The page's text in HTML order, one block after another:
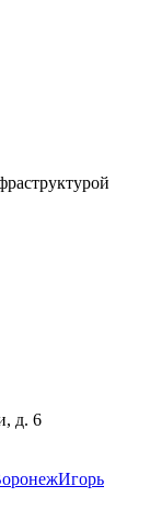
д. 6
Игорь